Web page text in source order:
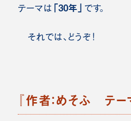
テーマは 「30年」 です。
それでは、どうぞ！
『作者：めそふ テー